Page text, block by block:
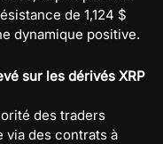
de 1,124 $
dynamique positive.
sur les dérivés XRP
des traders
via des contrats à